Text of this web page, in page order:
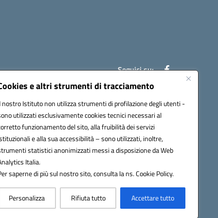
e altri strumenti di tracciamento
nostro Istituto non utilizza strumenti di profilazione degli utenti -
utilizzati esclusivamente cookies tecnici necessari al
funzionamento del sito, alla fruibilità dei servizi
e alla sua accessibilità – sono utilizzati, inoltre,
statistici anonimizzati messi a disposizione da Web
Italia.
saperne di più sul nostro sito, consulta la ns. Cookie Policy.
Personalizza Rifiuta tutto Accettare tutto
Seguici su: